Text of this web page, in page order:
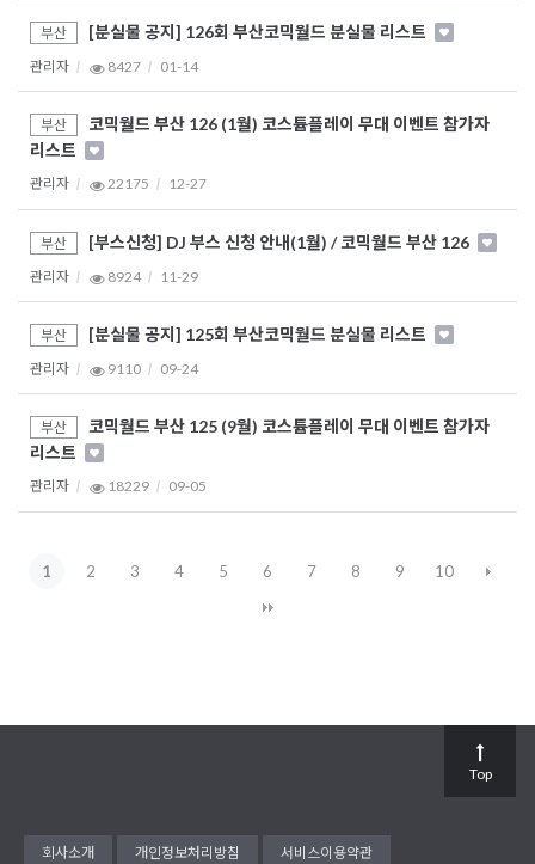
부산 [분실물 공지] 126회 부산코믹월드 분실물 리스트
관리자 8427 01-14
부산
코믹월드 부산 126 (1월) 코스튬플레이 무대 이벤트 참가자
리스트
관리자 22175 12-27
부산 [부스신청] DJ 부스 신청 안내(1월) / 코믹월드 부산 126
관리자 8924 11-29
부산 [분실물 공지] 125회 부산코믹월드 분실물 리스트
관리자 9110 09-24
부산
코믹월드 부산 125 (9월) 코스튬플레이 무대 이벤트 참가자
리스트
관리자 18229 09-05
1 2 3 4 5 6 7 8 9 10
회사소개 개인정보처리방침 서비스이용약관
Top